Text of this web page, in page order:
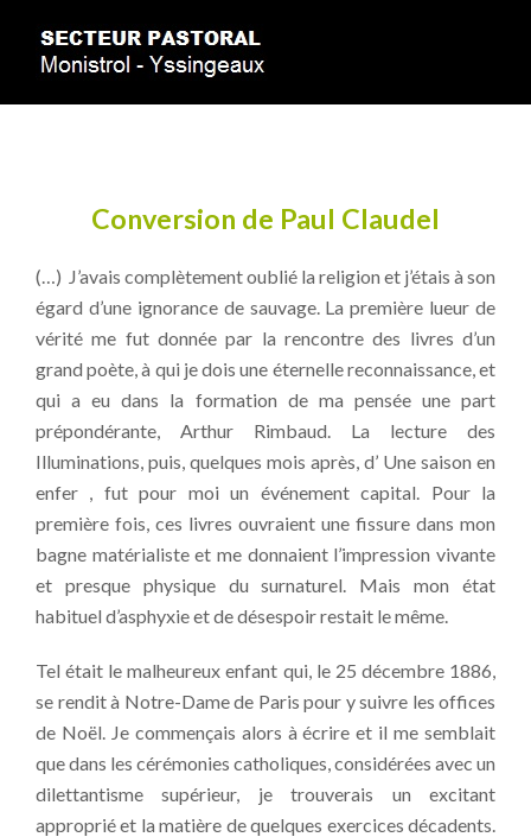
Conversion de Paul Claudel
(…) J’avais complètement oublié la religion et j’étais à son
égard d’une ignorance de sauvage. La première lueur de
vérité me fut donnée par la rencontre des livres d’un
grand poète, à qui je dois une éternelle reconnaissance, et
qui a eu dans la formation de ma pensée une part
prépondérante, Arthur Rimbaud. La lecture des
Illuminations, puis, quelques mois après, d’ Une saison en
enfer , fut pour moi un événement capital. Pour la
première fois, ces livres ouvraient une fissure dans mon
bagne matérialiste et me donnaient l’impression vivante
et presque physique du surnaturel. Mais mon état
habituel d’asphyxie et de désespoir restait le même.
Tel était le malheureux enfant qui, le 25 décembre 1886,
se rendit à Notre-Dame de Paris pour y suivre les offices
de Noël. Je commençais alors à écrire et il me semblait
que dans les cérémonies catholiques, considérées avec un
dilettantisme supérieur, je trouverais un excitant
approprié et la matière de quelques exercices décadents.